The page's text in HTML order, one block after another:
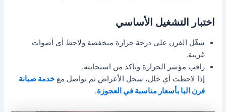
اختبار التشغيل الأساسي
شغّل الفرن على درجة حرارة منخفضة ولاحظ أي أصوات
غريبة.
راقب مؤشر الحرارة وتأكد من استجابته.
إذا لاحظت أي خلل، سجل الأعراض ثم تواصل معخدمة صيانة
فرن البا بأسعار مناسبة في العجوزة.